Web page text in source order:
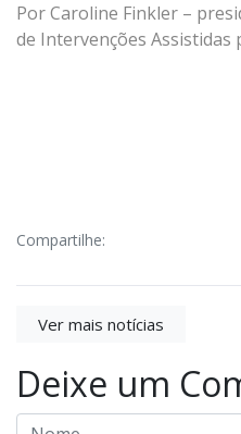
Por Caroline Finkler –
de Intervenções Assistidas
Compartilhe:
Ver mais notícias
Deixe um